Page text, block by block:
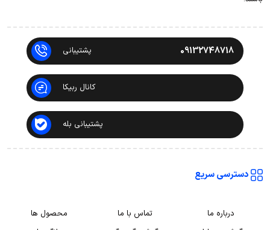
09132748718 پشتیبانی
کانال ربیکا
پشتیبانی بله
دسترسی سریع
درباره ما تماس با ما
محصول ها